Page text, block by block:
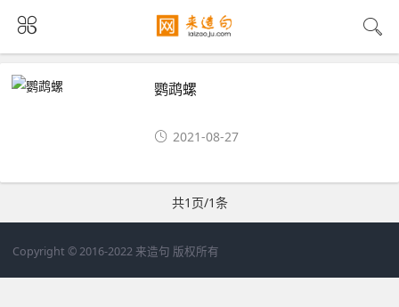
鹦鹉螺
2021-08-27
共1页/1条
Copyright © 2016-2022 来造句 版权所有